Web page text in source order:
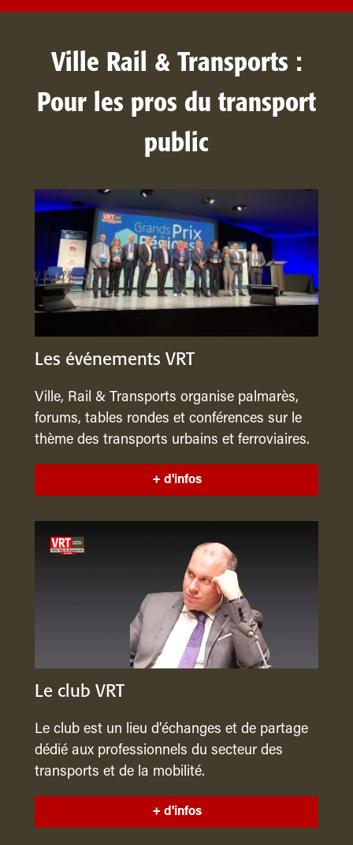
Ville Rail & Transports :
Pour les pros du transport
public
Les événements VRT
Ville, Rail & Transports organise palmarès,
forums, tables rondes et conférences sur le
thème des transports urbains et ferroviaires.
+ d'infos
Le club VRT
Le club est un lieu d’échanges et de partage
dédié aux professionnels du secteur des
transports et de la mobilité.
+ d'infos